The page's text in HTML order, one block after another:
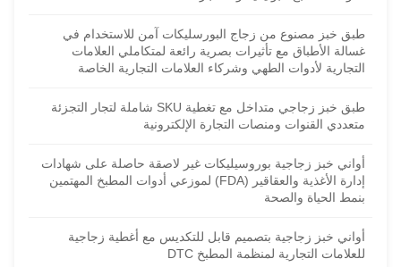
طبق خبز مصنوع من زجاج البورسليكات آمن للاستخدام في
غسالة الأطباق مع تأثيرات بصرية رائعة لمتكاملي العلامات
التجارية لأدوات الطهي وشركاء العلامات التجارية الخاصة
طبق خبز زجاجي متداخل مع تغطية SKU شاملة لتجار التجزئة
متعددي القنوات ومنصات التجارة الإلكترونية
أواني خبز زجاجية بوروسيليكات غير لاصقة حاصلة على شهادات
إدارة الأغذية والعقاقير (FDA) لموزعي أدوات المطبخ المهتمين
بنمط الحياة والصحة
أواني خبز زجاجية بتصميم قابل للتكديس مع أغطية زجاجية
للعلامات التجارية لمنظمة المطبخ DTC